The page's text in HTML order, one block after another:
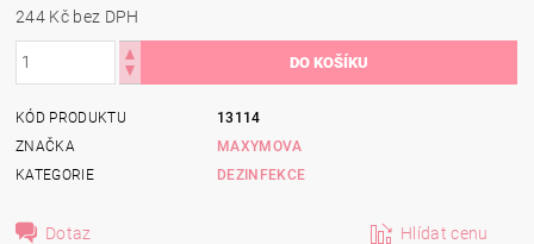
244 Kč bez DPH
KÓD PRODUKTU
13114
ZNAČKA
MAXYMOVA
KATEGORIE
DEZINFEKCE
Dotaz Hlídat cenu